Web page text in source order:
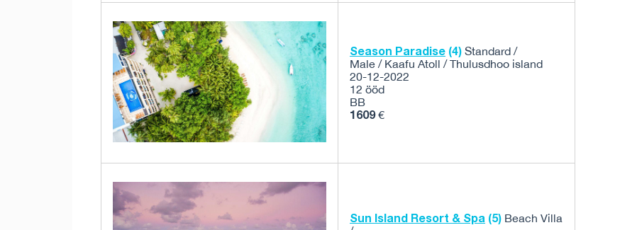
Season Paradise (4) Standard /
Male / Kaafu Atoll / Thulusdhoo island
20-12-2022
12 ööd
BB
1609€
Sun Island Resort & Spa (5) Beach Villa